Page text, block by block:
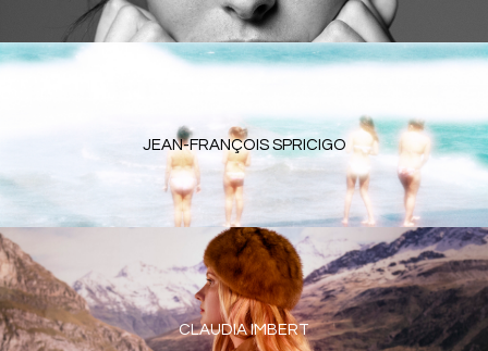
JEAN-FRANÇOIS SPRICIGO
CLAUDIA IMBERT